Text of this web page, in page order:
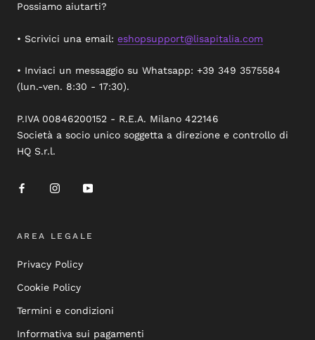
Possiamo aiutarti?
• Scrivici una email: eshopsupport@lisapitalia.com
• Inviaci un messaggio su Whatsapp: +39 349 3575584
(lun.-ven. 8:30 - 17:30).
P.IVA 00846200152 - R.E.A. Milano 422146
Società a socio unico soggetta a direzione e controllo di
HQ S.r.l.
AREA LEGALE
Privacy Policy
Cookie Policy
Termini e condizioni
Informativa sui pagamenti